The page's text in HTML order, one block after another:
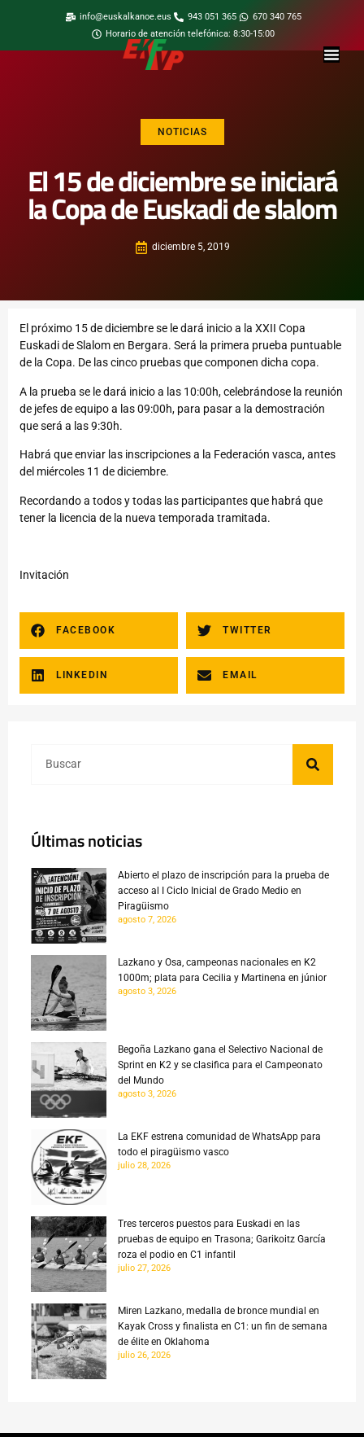
info@euskalkanoe.eus 943 051 365
670 340 765
Horario de atención telefónica: 8:30-15:00
NOTICIAS
El 15 de diciembre se iniciará
la Copa de Euskadi de slalom
diciembre 5, 2019
El próximo 15 de diciembre se le dará inicio a la XXII Copa
Euskadi de Slalom en Bergara. Será la primera prueba puntuable
de la Copa. De las cinco pruebas que componen dicha copa.
A la prueba se le dará inicio a las 10:00h, celebrándose la reunión
de jefes de equipo a las 09:00h, para pasar a la demostración
que será a las 9:30h.
Habrá que enviar las inscripciones a la Federación vasca, antes
del miércoles 11 de diciembre.
Recordando a todos y todas las participantes que habrá que
tener la licencia de la nueva temporada tramitada.
Invitación
FACEBOOK TWITTER
LINKEDIN EMAIL
Últimas noticias
Abierto el plazo de inscripción para la prueba de
acceso al I Ciclo Inicial de Grado Medio en
Piragüismo
agosto 7, 2026
Lazkano y Osa, campeonas nacionales en K2
1000m; plata para Cecilia y Martinena en júnior
agosto 3, 2026
Begoña Lazkano gana el Selectivo Nacional de
Sprint en K2 y se clasifica para el Campeonato
del Mundo
agosto 3, 2026
La EKF estrena comunidad de WhatsApp para
todo el piragüismo vasco
julio 28, 2026
Tres terceros puestos para Euskadi en las
pruebas de equipo en Trasona; Garikoitz García
roza el podio en C1 infantil
julio 27, 2026
Miren Lazkano, medalla de bronce mundial en
Kayak Cross y finalista en C1: un fin de semana
de élite en Oklahoma
julio 26, 2026